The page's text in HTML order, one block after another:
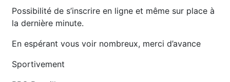
Possibilité de s’inscrire en ligne et même sur place à
la dernière minute.
En espérant vous voir nombreux, merci d’avance
Sportivement